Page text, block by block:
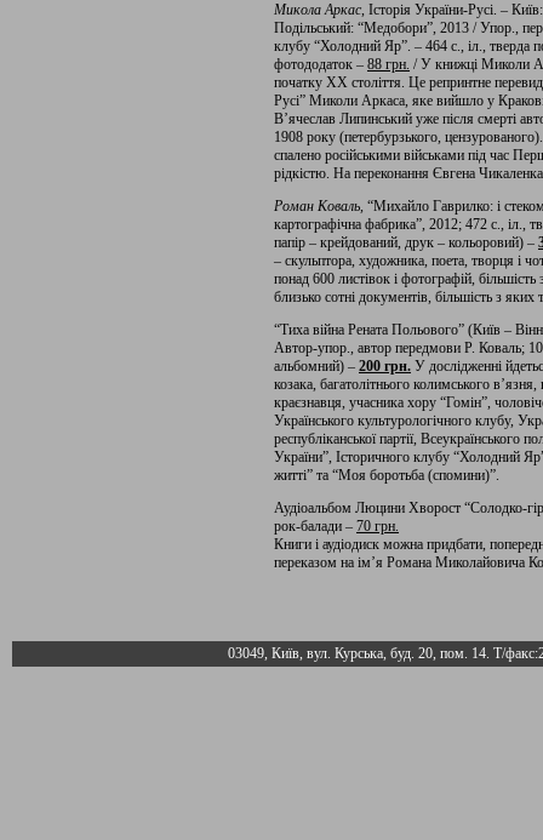
Микола Аркас, Історія України-Русі. –
Подільський: “Медобори”, 2013 / Упор.,
клубу “Холодний Яр”. – 464 с., іл., тверда
фотододаток – 88 грн. / У книжці Миколи
початку ХХ століття. Це репринтне
Русі” Миколи Аркаса, яке вийшло у
В’ячеслав Липинський уже після смерті
1908 року (петербурзького,
спалено російськими військами під час
рідкістю. На переконання Євгена
Роман Коваль, “Михайло Гаврилко: і
картографічна фабрика”, 2012; 472 с., іл.,
папір – крейдований, друк – кольоровий) –
– скульптора, художника, поета, творця і
понад 600 листівок і фотографій,
близько сотні документів, більшість з
“Тиха війна Рената Польового” (Київ –
Автор-упор., автор передмови Р. Коваль;
альбомний) – 200 грн. У дослідженні
козака, багатолітнього колимського
краєзнавця, учасника хору “Гомін”,
Українського культурологічного клубу,
республіканської партії, Всеукраїнського
України”, Історичного клубу “Холодний
житті” та “Моя боротьба (спомини)”.
Аудіоальбом Люцини Хворост “Солодко-
рок-балади – 70 грн.
Книги і аудіодиск можна придбати,
переказом на ім’я Романа Миколайовича
03049, Київ, вул. Курська, буд. 20, пом. 14. Т/